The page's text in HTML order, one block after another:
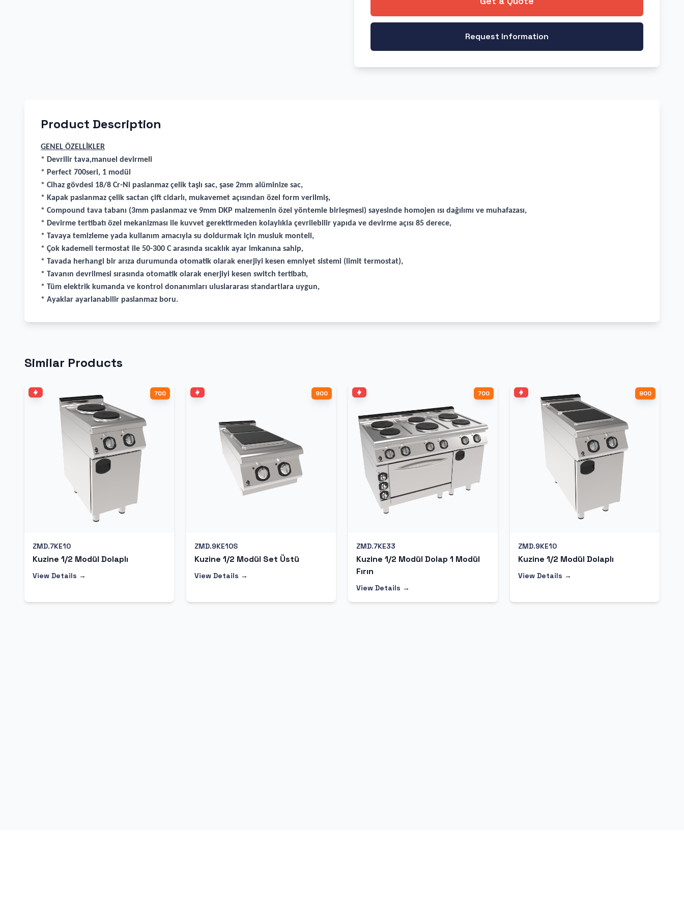
Request Information
Product Description
GENEL ÖZELLİKLER
* Devrilir tava,manuel devirmeli
* Perfect 700seri, 1 modül
* Cihaz gövdesi 18/8 Cr-Ni paslanmaz çelik taşlı sac, şase 2mm alüminize sac,
* Kapak paslanmaz çelik sactan çift cidarlı, mukavemet açısından özel form verilmiş,
* Compound tava tabanı (3mm paslanmaz ve 9mm DKP malzemenin özel yöntemle birleşmesi) sayesinde homojen ısı dağılımı ve muhafazası,
* Devirme tertibatı özel mekanizması ile kuvvet gerektirmeden kolaylıkla çevrilebilir yapıda ve devirme açısı 85 derece,
* Tavaya temizleme yada kullanım amacıyla su doldurmak için musluk monteli,
* Çok kademeli termostat ile 50-300 C arasında sıcaklık ayar imkanına sahip,
* Tavada herhangi bir arıza durumunda otomatik olarak enerjiyi kesen emniyet sistemi (limit termostat),
* Tavanın devrilmesi sırasında otomatik olarak enerjiyi kesen switch tertibatı,
* Tüm elektrik kumanda ve kontrol donanımları uluslararası standartlara uygun,
* Ayaklar ayarlanabilir paslanmaz boru.
Similar Products
700
ZMD.7KE10
Kuzine 1/2 Modül Dolaplı
View Details →
900
ZMD.9KE10S
Kuzine 1/2 Modül Set Üstü
View Details →
700
ZMD.7KE33
Kuzine 1/2 Modül Dolap 1 Modül
Fırın
View Details →
900
ZMD.9KE10
Kuzine 1/2 Modül Dolaplı
View Details →